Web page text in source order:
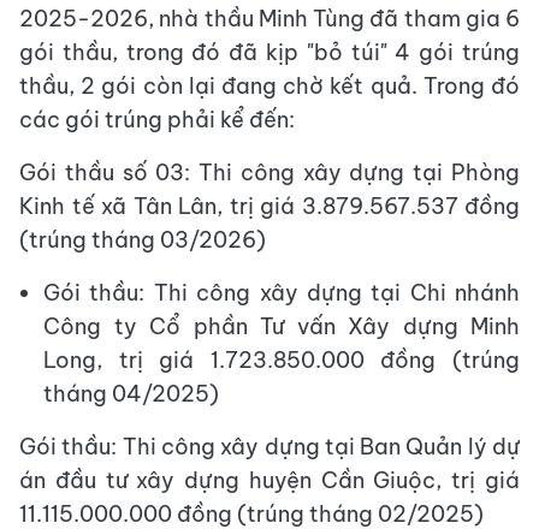
2025-2026, nhà thầu Minh Tùng đã tham gia 6
gói thầu, trong đó đã kịp "bỏ túi" 4 gói trúng
thầu, 2 gói còn lại đang chờ kết quả. Trong đó
các gói trúng phải kể đến:
Gói thầu số 03: Thi công xây dựng tại Phòng
Kinh tế xã Tân Lân, trị giá 3.879.567.537 đồng
(trúng tháng 03/2026)
Gói thầu: Thi công xây dựng tại Chi nhánh
Công ty Cổ phần Tư vấn Xây dựng Minh
Long, trị giá 1.723.850.000 đồng (trúng
tháng 04/2025)
Gói thầu: Thi công xây dựng tại Ban Quản lý dự
án đầu tư xây dựng huyện Cần Giuộc, trị giá
11.115.000.000 đồng (trúng tháng 02/2025)